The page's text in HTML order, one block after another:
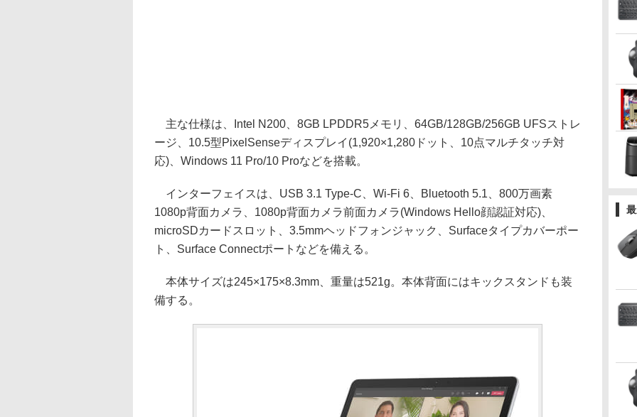
主な仕様は、Intel N200、8GB LPDDR5メモリ、64GB/128GB/256GB UFSストレ
ージ、10.5型PixelSenseディスプレイ(1,920×1,280ドット、10点マルチタッチ対
応)、Windows 11 Pro/10 Proなどを搭載。
インターフェイスは、USB 3.1 Type-C、Wi-Fi 6、Bluetooth 5.1、800万画素
1080p背面カメラ、1080p背面カメラ前面カメラ(Windows Hello顔認証対応)、
microSDカードスロット、3.5mmヘッドフォンジャック、Surfaceタイプカバーポー
ト、Surface Connectポートなどを備える。
本体サイズは245×175×8.3mm、重量は521g。本体背面にはキックスタンドも装
備する。